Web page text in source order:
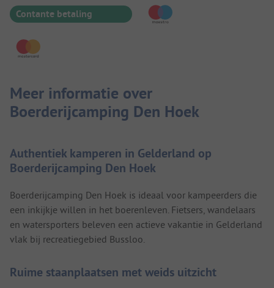
Contante betaling
Meer informatie over
Boerderijcamping Den Hoek
Authentiek kamperen in Gelderland op
Boerderijcamping Den Hoek
Boerderijcamping Den Hoek is ideaal voor kampeerders die
een inkijkje willen in het boerenleven. Fietsers, wandelaars
en watersporters beleven een actieve vakantie in Gelderland
vlak bij recreatiegebied Bussloo.
Ruime staanplaatsen met weids uitzicht